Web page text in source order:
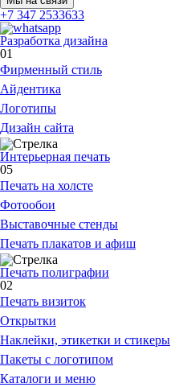
+7 347 2533633
Разработка дизайна
01
Фирменный стиль
Айдентика
Логотипы
Дизайн сайта
Интерьерная печать
05
Печать на холсте
Фотообои
Выставочные стенды
Печать плакатов и афиш
Печать полиграфии
02
Печать визиток
Открытки
Наклейки, этикетки и стикеры
Пакеты с логотипом
Каталоги и меню